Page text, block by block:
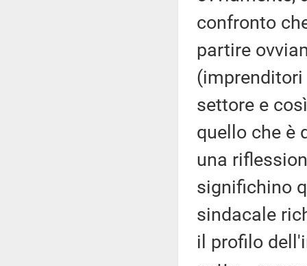
confronto
partire
(imprenditori
settore e
quello che è
una
significhino
sindacale
il profilo